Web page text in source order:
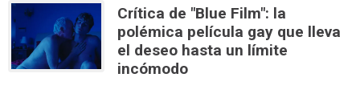
Crítica de "Blue Film": la
polémica película gay que lleva
el deseo hasta un límite
incómodo